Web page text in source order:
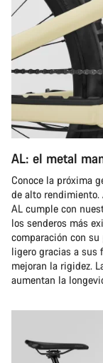
AL: el metal
Conoce la próxima
de alto rendimiento.
AL cumple con
los senderos más
comparación con
ligero gracias a sus
mejoran la rigidez.
aumentan la